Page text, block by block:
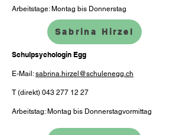
Arbeitstage: Montag bis Donnerstag
Sabrina Hirzel
Schulpsychologin Egg
E-Mail:sabrina.hirzel@schulenegg.ch
T (direkt) 043 277 12 27
Arbeitstag: Montag bis Donnerstagvormittag